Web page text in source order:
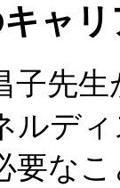
ャ
子先
ルデ
要な